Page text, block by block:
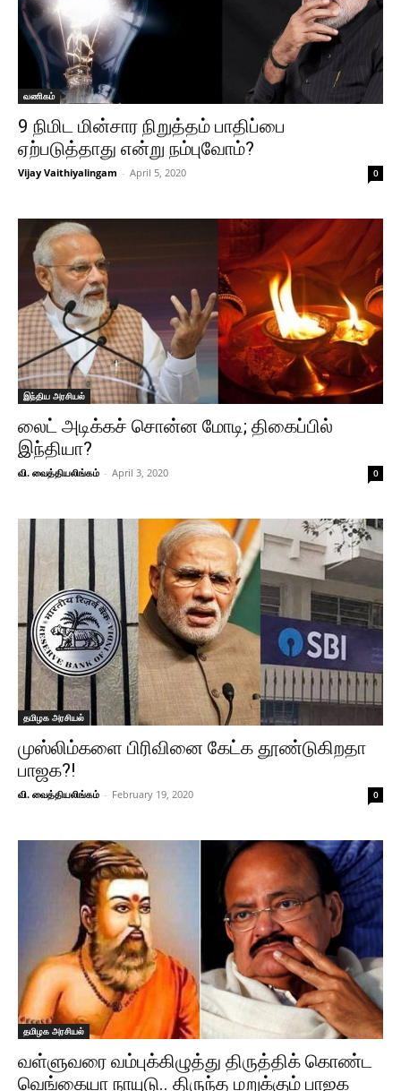
வணிகம்
9 நிமிட மின்சார நிறுத்தம் பாதிப்பை
ஏற்படுத்தாது என்று நம்புவோம்?
Vijay Vaithiyalingam - April 5, 2020 0
இந்திய அரசியல்
லைட் அடிக்கச் சொன்ன மோடி; திகைப்பில்
இந்தியா?
வி. வைத்தியலிங்கம் - April 3, 2020 0
தமிழக அரசியல்
முஸ்லிம்களை பிரிவினை கேட்க தூண்டுகிறதா
பாஜக?!
வி. வைத்தியலிங்கம் - February 19, 2020 0
தமிழக அரசியல்
வள்ளுவரை வம்புக்கிழுத்து திருத்திக் கொண்ட
வெங்கையா நாயுடு.. திருந்த மறுக்கும் பாஜக